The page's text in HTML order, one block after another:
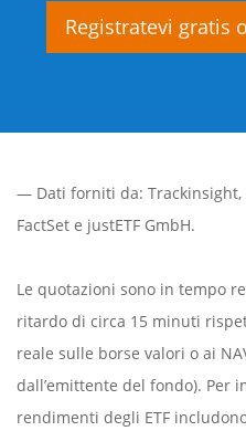
Registratevi gratis
— Dati forniti da: Trackinsight,
FactSet e justETF GmbH.
Le quotazioni sono in tempo
ritardo di circa 15 minuti
reale sulle borse valori o ai
dall’emittente del fondo). Per
rendimenti degli ETF